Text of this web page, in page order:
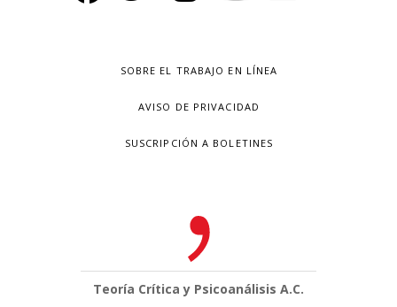
SOBRE EL TRABAJO EN LÍNEA
AVISO DE PRIVACIDAD
SUSCRIPCIÓN A BOLETINES
Teoría Crítica y Psicoanálisis A.C.